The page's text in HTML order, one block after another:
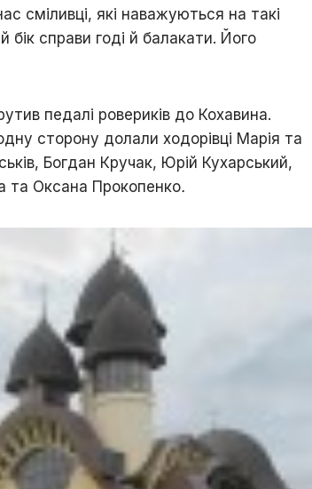
сміливці, які наважуються на такі
бік справи годі й балакати. Його
педалі ровериків до Кохавина.
сторону долали ходорівці Марія та
Богдан Кручак, Юрій Кухарський,
та Оксана Прокопенко.